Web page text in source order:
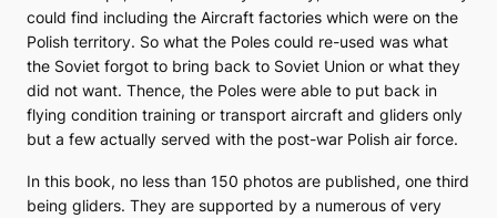
could find including the Aircraft factories which were on the
Polish territory. So what the Poles could re-used was what
the Soviet forgot to bring back to Soviet Union or what they
did not want. Thence, the Poles were able to put back in
flying condition training or transport aircraft and gliders only
but a few actually served with the post-war Polish air force.
In this book, no less than 150 photos are published, one third
being gliders. They are supported by a numerous of very